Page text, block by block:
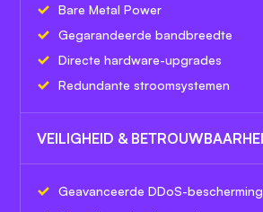
Bare Metal Power
Gegarandeerde bandbreedte
Directe hardware-upgrades
Redundante stroomsystemen
VEILIGHEID &
Geavanceerde DDoS-bescherming